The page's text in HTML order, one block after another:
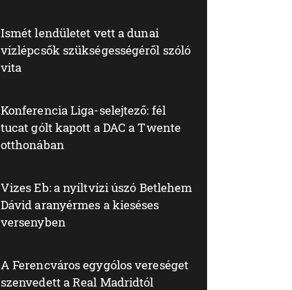
Ismét lendületet vett a dunai
vízlépcsők szükségességéről szóló
vita
Konferencia Liga-selejtező: fél
tucat gólt kapott a DAC a Twente
otthonában
Vizes Eb: a nyíltvízi úszó Betlehem
Dávid aranyérmes a kieséses
versenyben
A Ferencváros egygólos vereséget
szenvedett a Real Madridtól